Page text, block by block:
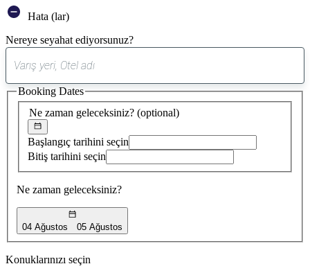
Hata (lar)
Nereye seyahat ediyorsunuz?
öneri
bulundu
Ne zaman geleceksiniz? (optional)
Başlangıç tarihini seçin
Bitiş tarihini seçin
Ne zaman geleceksiniz?
04 Ağustos 05 Ağustos
Booking Dates
Konuklarınızı seçin